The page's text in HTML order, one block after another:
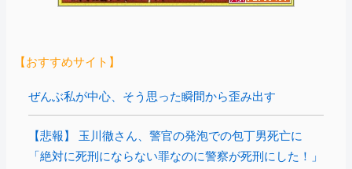
【おすすめサイト】
ぜんぶ私が中心、そう思った瞬間から歪み出す
【悲報】 玉川徹さん、警官の発泡での包丁男死亡に
「絶対に死刑にならない罪なのに警察が死刑にした！」